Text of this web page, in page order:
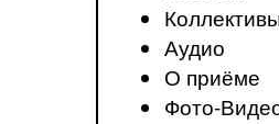
Аудио
О приёме
Фото-